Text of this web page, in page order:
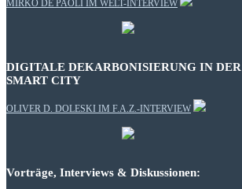
MIRKO DE PAOLI IM WELT-INTERVIEW
DIGITALE DEKARBONISIERUNG IN DER
SMART CITY
OLIVER D. DOLESKI IM F.A.Z.-INTERVIEW
Vorträge, Interviews & Diskussionen: